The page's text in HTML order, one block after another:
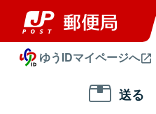
ゆうIDマイページへ
送る